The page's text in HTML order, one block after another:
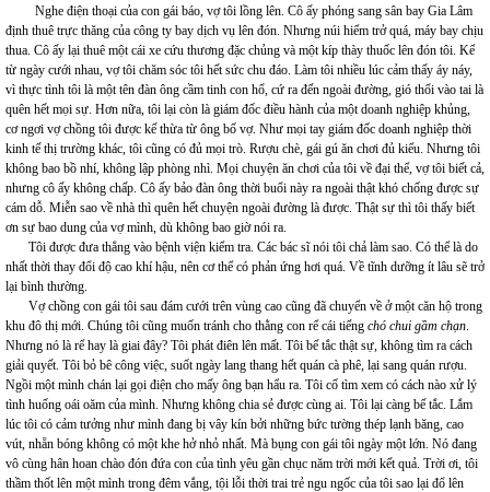
Nghe điện thoại của con gái báo, vợ tôi lồng lên. Cô ấy phóng sang sân bay Gia Lâm
định thuê trực thăng của công ty bay dịch vụ lên đón. Nhưng núi hiểm trở quá, máy bay chịu
thua. Cô ấy lại thuê một cái xe cứu thương đặc chủng và một kíp thày thuốc lên đón tôi. Kể
từ ngày cưới nhau, vợ tôi chăm sóc tôi hết sức chu đáo. Làm tôi nhiều lúc cảm thấy áy náy,
vì thực tình tôi là một tên đàn ông cầm tinh con hổ, cứ ra đến ngoài đường, gió thổi vào tai là
quên hết mọi sự. Hơn nữa, tôi lại còn là giám đốc điều hành của một doanh nghiệp khủng,
cơ ngơi vợ chồng tôi được kế thừa từ ông bố vợ. Như mọi tay giám đốc doanh nghiệp thời
kinh tế thị trường khác, tôi cũng có đủ mọi trò. Rượu chè, gái gú ăn chơi đủ kiểu. Nhưng tôi
không bao bồ nhí, không lập phòng nhì. Mọi chuyện ăn chơi của tôi về đại thể, vợ tôi biết cả,
nhưng cô ấy không chấp. Cô ấy bảo đàn ông thời buổi này ra ngoài thật khó chống được sự
cám dỗ. Miễn sao về nhà thì quên hết chuyện ngoài đường là được. Thật sự thì tôi thấy biết
ơn sự bao dung của vợ mình, dù không bao giờ nói ra.
Tôi được đưa thẳng vào bệnh viện kiểm tra. Các bác sĩ nói tôi chả làm sao. Có thể là do
nhất thời thay đổi độ cao khí hậu, nên cơ thể có phản ứng hơi quá. Về tĩnh dưỡng ít lâu sẽ trở
lại bình thường.
Vợ chồng con gái tôi sau đám cưới trên vùng cao cũng đã chuyển về ở một căn hộ trong
khu đô thị mới. Chúng tôi cũng muốn tránh cho thằng con rể cái tiếng chó chui gầm chạn.
Nhưng nó là rể hay là giai đây? Tôi phát điên lên mất. Tôi bế tắc thật sự, không tìm ra cách
giải quyết. Tôi bỏ bê công việc, suốt ngày lang thang hết quán cà phê, lại sang quán rượu.
Ngồi một mình chán lại gọi điện cho mấy ông bạn hẩu ra. Tôi cố tìm xem có cách nào xử lý
tình huống oái oăm của mình. Nhưng không chia sẻ được cùng ai. Tôi lại càng bế tắc. Lắm
lúc tôi có cảm tưởng như mình đang bị vây kín bởi những bức tường thép lạnh băng, cao
vút, nhẵn bóng không có một khe hở nhỏ nhất. Mà bụng con gái tôi ngày một lớn. Nó đang
vô cùng hân hoan chào đón đứa con của tình yêu gần chục năm trời mới kết quả. Trời ơi, tôi
thầm thốt lên một mình trong đêm vắng, tội lỗi thời trai trẻ ngu ngốc của tôi sao lại đổ lên